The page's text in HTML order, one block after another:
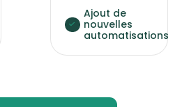
Ajout de
nouvelles
automatisations